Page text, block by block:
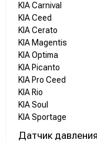
KIA Carnival
KIA Ceed
KIA Cerato
KIA Magentis
KIA Optima
KIA Picanto
KIA Pro Ceed
KIA Rio
KIA Soul
KIA Sportage
Датчик